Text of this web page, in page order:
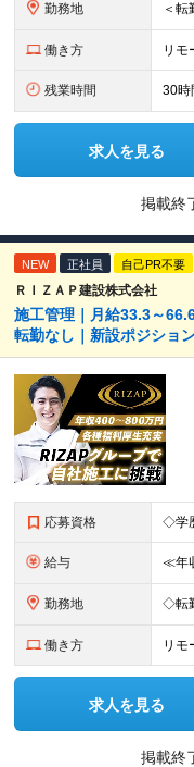
勤務地
働き方 リモ
残業時間 30時
求人を見る
掲載終
NEW 正社員 自己PR不要
ＲＩＺＡＰ建設株式会社
施工管理｜月給33.3～
転勤なし｜新設ポジショ
応募資格
給与
勤務地
働き方 リモ
求人を見る
掲載終